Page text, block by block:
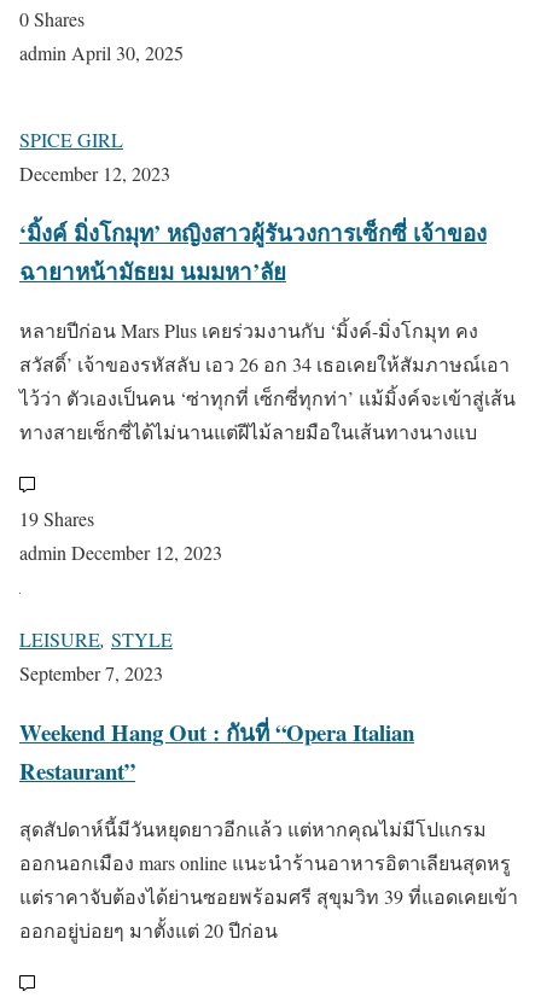
0 Shares
adminApril 30, 2025
SPICE GIRL
December 12, 2023
‘มิ้งค์ มิ่งโกมุท’ หญิงสาวผู้รันวงการเซ็กซี่ เจ้าของ
ฉายาหน้ามัธยม นมมหา’ลัย
หลายปีก่อน Mars Plus เคยร่วมงานกับ ‘มิ้งค์-มิ่งโกมุท คง
สวัสดิ์’ เจ้าของรหัสลับ เอว 26 อก 34 เธอเคยให้สัมภาษณ์เอา
ไว้ว่า ตัวเองเป็นคน ‘ซ่าทุกที่ เซ็กซี่ทุกท่า’ แม้มิ้งค์จะเข้าสู่เส้น
ทางสายเซ็กซี่ได้ไม่นานแต่ฝีไม้ลายมือในเส้นทางนางแบ
19 Shares
admin December 12, 2023
LEISURE, STYLE
September 7, 2023
Weekend Hang Out : กันที่ “Opera Italian
Restaurant”
สุดสัปดาห์นี้มีวันหยุดยาวอีกแล้ว แต่หากคุณไม่มีโปแกรม
ออกนอกเมือง mars online แนะนำร้านอาหารอิตาเลียนสุดหรู
แต่ราคาจับต้องได้ย่านซอยพร้อมศรี สุขุมวิท 39 ที่แอดเคยเข้า
ออกอยู่บ่อยๆ มาตั้งแต่ 20 ปีก่อน